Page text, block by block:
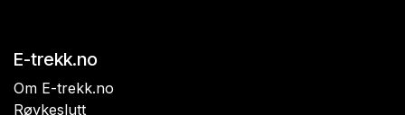
E-trekk.no
Om E-trekk.no
Røykeslutt